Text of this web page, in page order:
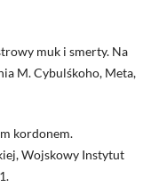
muk i smerty. Na
M. Cybulśkoho, Meta,
kordonem.
Wojskowy Instytut